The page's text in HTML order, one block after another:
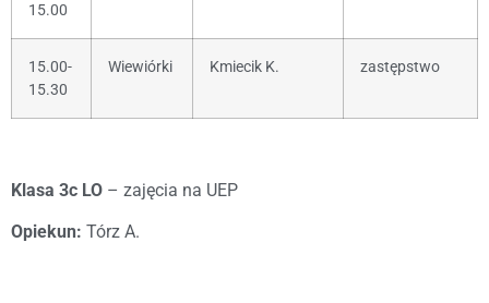
15.00
15.00-
15.30
Wiewiórki Kmiecik K. zastępstwo
Klasa 3c LO – zajęcia na UEP
Opiekun: Tórz A.